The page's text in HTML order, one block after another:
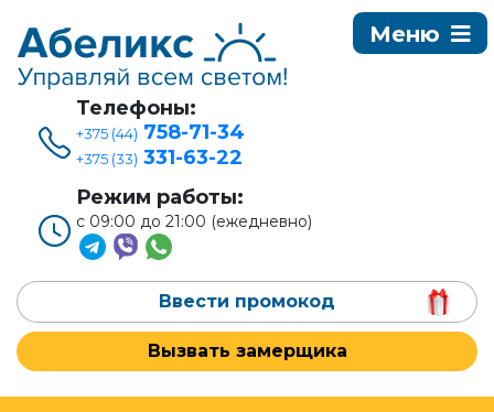
Телефоны:
+375 (44) 758-71-34
+375 (33) 331-63-22
Режим работы:
с 09:00 до 21:00 (ежедневно)
Ввести промокод
Вызвать замерщика